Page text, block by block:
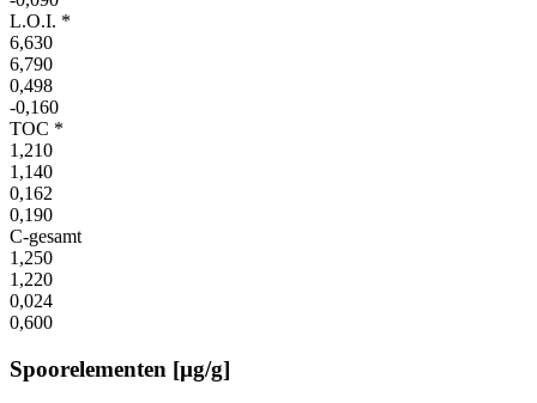
L.O.I. *
6,630
6,790
0,498
-0,160
TOC *
1,210
1,140
0,162
0,190
C-gesamt
1,250
1,220
0,024
0,600
Spoorelementen [µg/g]